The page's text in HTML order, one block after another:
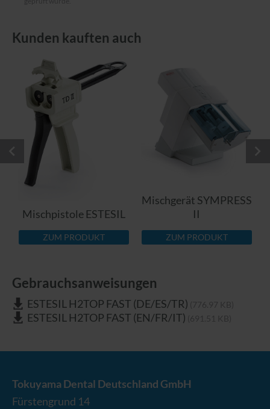
Kunden kauften auch
Mischpistole ESTESIL
ZUM PRODUKT
Mischgerät SYMPRESS
II
ZUM PRODUKT
Gebrauchsanweisungen
ESTESIL H2TOP FAST (DE/ES/TR)
ESTESIL H2TOP FAST (EN/FR/IT)
Tokuyama Dental Deutschland GmbH
Fürstengrund 14